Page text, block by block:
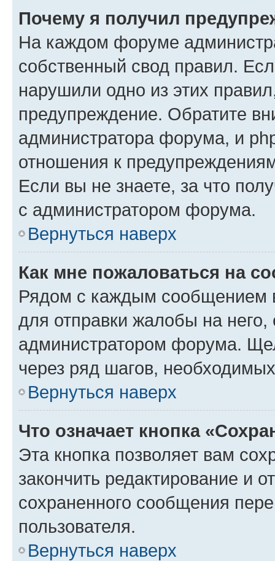
Почему я получил
На каждом форуме
собственный свод правил.
нарушили одно из этих
предупреждение. Обратите
администратора форума, и
отношения к
Если вы не знаете, за что
с администратором форума.
Вернуться наверх
Как мне пожаловаться на
Рядом с каждым сообщением
для отправки жалобы на
администратором форума.
через ряд шагов,
Вернуться наверх
Что означает кнопка
Эта кнопка позволяет вам
закончить редактирование и
сохраненного сообщения
пользователя.
Вернуться наверх